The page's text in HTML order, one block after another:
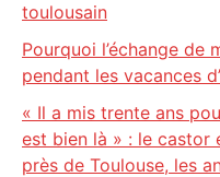
toulousain
Pourquoi l’échange de
pendant les vacances
« Il a mis trente ans
est bien là » : le castor
près de Toulouse, les